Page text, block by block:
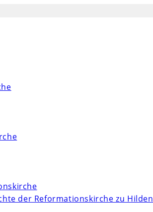
der Reformationskirche zu Hilden